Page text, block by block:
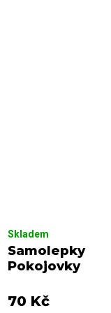
Samolepky
Pokojovky
Skladem
70 Kč